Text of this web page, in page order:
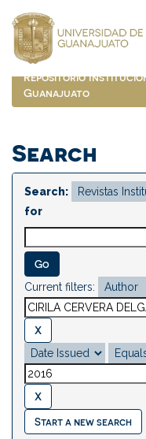
navigation
Repositorio
Guanajuato
Search
Search:
for
Current filters:
Start a new search